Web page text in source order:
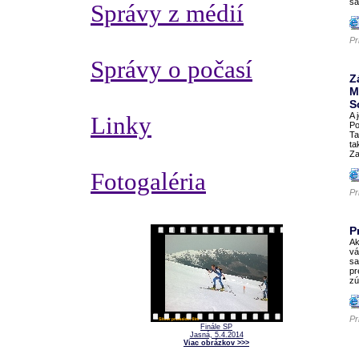
Správy z médií
Správy o počasí
Linky
Fotogaléria
Finále SP
Jasná, 5.4.2014
Viac obrázkov >>>
A